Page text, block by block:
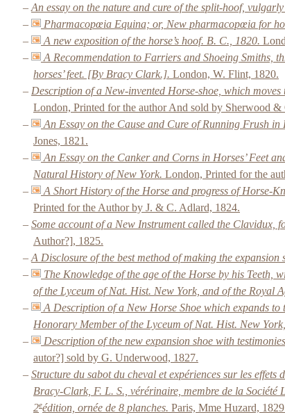
– An essay on the nature and cure of the split-hoof,
–
Pharmacopœia Equina; or, New pharmacopœia for
–
A new exposition of the horse’s hoof. B. C., 1820.
–
A Recommendation to Farriers and Shoeing Smiths,
horses’ feet. [By Bracy Clark.]. London, W. Flint, 1820.
– Description of a New-invented Horse-shoe, which
London, Printed for the author And sold by Sherwood &
–
An Essay on the Cause and Cure of Running Frush
Jones, 1821.
–
An Essay on the Canker and Corns in Horses’ Feet
Natural History of New York. London, Printed for the
–
A Short History of the Horse and progress of Horse-
Printed for the Author by J. & C. Adlard, 1824.
– Some account of a New Instrument called the
Author?], 1825.
– A Disclosure of the best method of making the
–
The Knowledge of the age of the Horse by his
of the Lyceum of Nat. Hist. New York, and of the Royal
–
A Description of a New Horse Shoe which expands
Honorary Member of the Lyceum of Nat. Hist. New
–
Description of the new expansion shoe with
autor?] sold by G. Underwood, 1827.
– Structure du sabot du cheval et expériences sur les
Bracy-Clark, F. L. S., vérérinaire, membre de la Société
2eédition, ornée de 8 planches. Paris, Mme Huzard,